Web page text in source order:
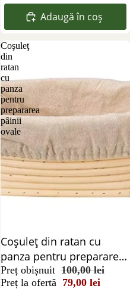
Adaugă în coș
Coşuleţ
din
ratan
cu
panza
pentru
prepararea
pâinii
ovale
Reducere 21%
Coşuleţ din ratan cu
panza pentru prepararea
pâinii ovale
Preț obișnuit 100,00 lei
Preț la ofertă 79,00 lei